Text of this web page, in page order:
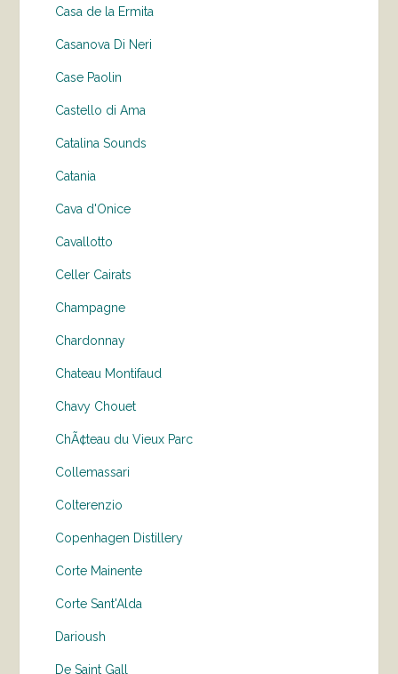
Casa de la Ermita
Casanova Di Neri
Case Paolin
Castello di Ama
Catalina Sounds
Catania
Cava d'Onice
Cavallotto
Celler Cairats
Champagne
Chardonnay
Chateau Montifaud
Chavy Chouet
ChÃ¢teau du Vieux Parc
Collemassari
Colterenzio
Copenhagen Distillery
Corte Mainente
Corte Sant'Alda
Darioush
De Saint Gall